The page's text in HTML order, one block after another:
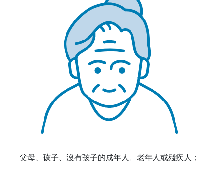
父母、孩子、沒有孩子的成年人、老年人或殘疾人；